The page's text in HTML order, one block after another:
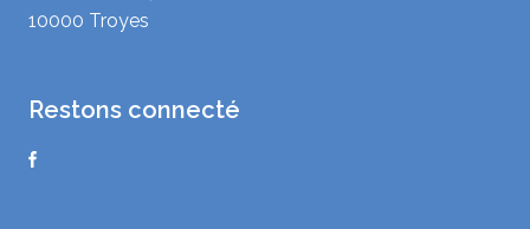
10000 Troyes
restons connecté